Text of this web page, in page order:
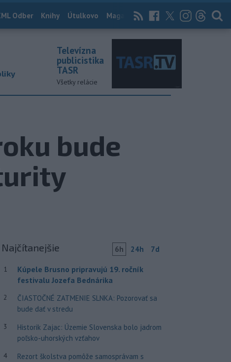
Odber Knihy Útulkovo Magazín News Now Archív
Televízna
publicistika
TASR
Všetky relácie
bude
Najčítanejšie 6h 24h 7d
1
Kúpele Brusno pripravujú 19. ročník
festivalu Jozefa Bednárika
2
ČIASTOČNÉ ZATMENIE SLNKA: Pozorovať sa
bude dať v stredu
3
Historik Zajac: Územie Slovenska bolo jadrom
poľsko-uhorských vzťahov
4
Rezort školstva pomôže samosprávam s